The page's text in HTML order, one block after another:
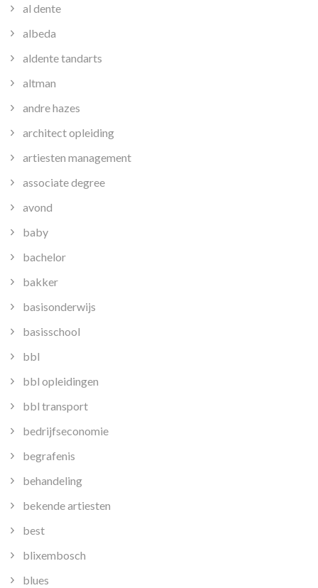
al dente
albeda
aldente tandarts
altman
andre hazes
architect opleiding
artiesten management
associate degree
avond
baby
bachelor
bakker
basisonderwijs
basisschool
bbl
bbl opleidingen
bbl transport
bedrijfseconomie
begrafenis
behandeling
bekende artiesten
best
blixembosch
blues